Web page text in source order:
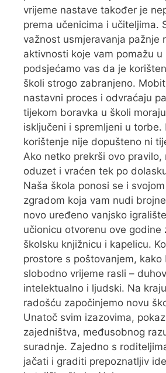
vrijeme nastave također je
prema učenicima i učiteljima.
važnost usmjeravanja pažnje
aktivnosti koje vam pomažu u
podsjećamo vas da je
školi strogo zabranjeno.
nastavni proces i odvraćaju
tijekom boravka u školi
isključeni i spremljeni u torbe.
korištenje nije dopušteno ni
Ako netko prekrši ovo
oduzet i vraćen tek po
Naša škola ponosi se i
zgradom koja vam nudi
novo uređeno vanjsko
učionicu otvorenu ove godine
školsku knjižnicu i kapelicu.
prostore s poštovanjem, kako
slobodno vrijeme rasli –
intelektualno i ljudski. Na
radošću započinjemo novu
Unatoč svim izazovima,
zajedništva, međusobnog
suradnje. Zajedno s
jačati i graditi prepoznatljiv